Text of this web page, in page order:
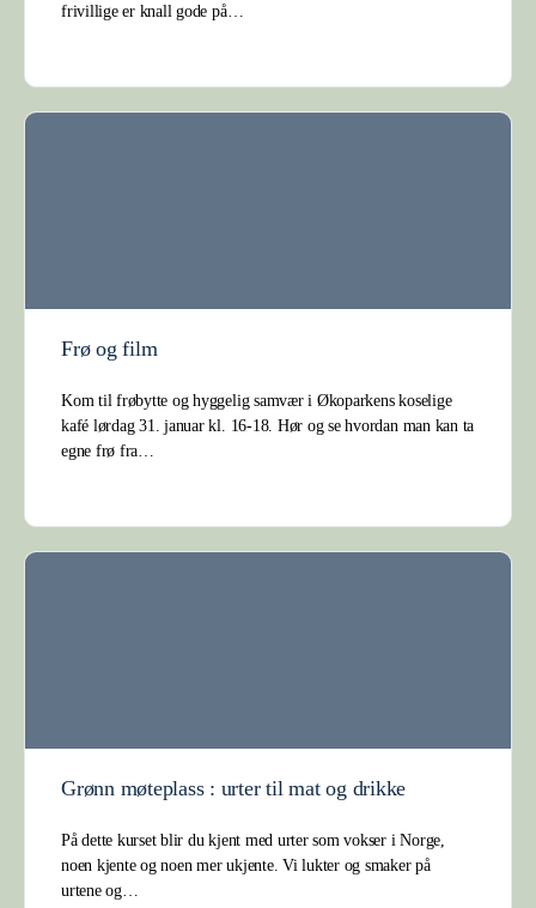
frivillige er knall gode på…
Frø og film
Kom til frøbytte og hyggelig samvær i Økoparkens koselige
kafé lørdag 31. januar kl. 16-18. Hør og se hvordan man kan ta
egne frø fra…
Grønn møteplass : urter til mat og drikke
På dette kurset blir du kjent med urter som vokser i Norge,
noen kjente og noen mer ukjente. Vi lukter og smaker på
urtene og…